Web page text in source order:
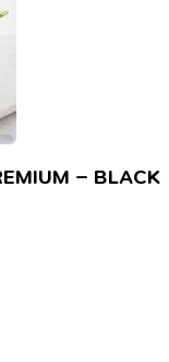
– BLACK